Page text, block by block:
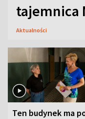
tajemnica
Aktualności
Ten budynek ma